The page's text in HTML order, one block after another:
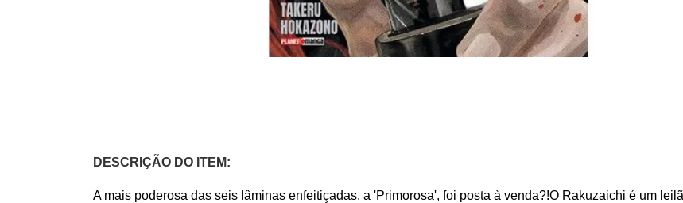
DESCRIÇÃO DO ITEM:
A mais poderosa das seis lâminas enfeitiçadas, a 'Primorosa', foi posta à venda?!O Rakuzaichi é um